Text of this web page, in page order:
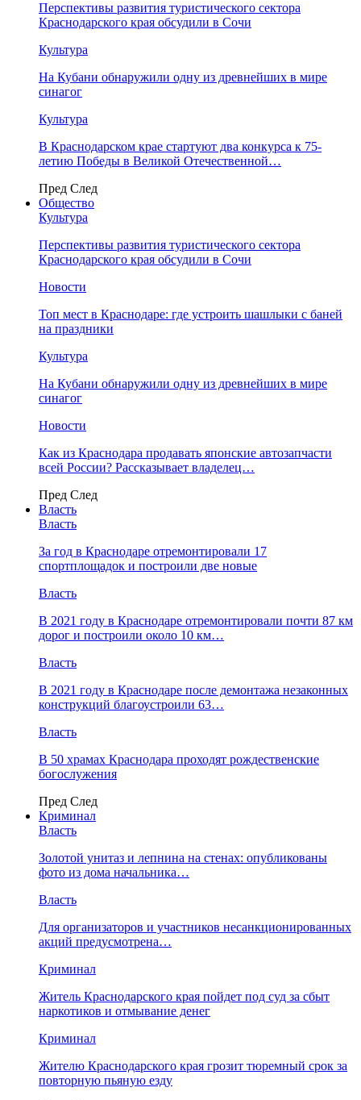
Перспективы развития туристического сектора
Краснодарского края обсудили в Сочи
Культура
На Кубани обнаружили одну из древнейших в мире
синагог
Культура
В Краснодарском крае стартуют два конкурса к 75-
летию Победы в Великой Отечественной…
Пред След
Общество
Культура
Перспективы развития туристического сектора
Краснодарского края обсудили в Сочи
Новости
Топ мест в Краснодаре: где устроить шашлыки с баней
на праздники
Культура
На Кубани обнаружили одну из древнейших в мире
синагог
Новости
Как из Краснодара продавать японские автозапчасти
всей России? Рассказывает владелец…
Пред След
Власть
Власть
За год в Краснодаре отремонтировали 17
спортплощадок и построили две новые
Власть
В 2021 году в Краснодаре отремонтировали почти 87 км
дорог и построили около 10 км…
Власть
В 2021 году в Краснодаре после демонтажа незаконных
конструкций благоустроили 63…
Власть
В 50 храмах Краснодара проходят рождественские
богослужения
Пред След
Криминал
Власть
​Золотой унитаз и лепнина на стенах: опубликованы
фото из дома начальника…
Власть
Для организаторов и участников несанкционированных
акций предусмотрена…
Криминал
Житель Краснодарского края пойдет под суд за сбыт
наркотиков и отмывание денег
Криминал
Жителю Краснодарского края грозит тюремный срок за
повторную пьяную езду